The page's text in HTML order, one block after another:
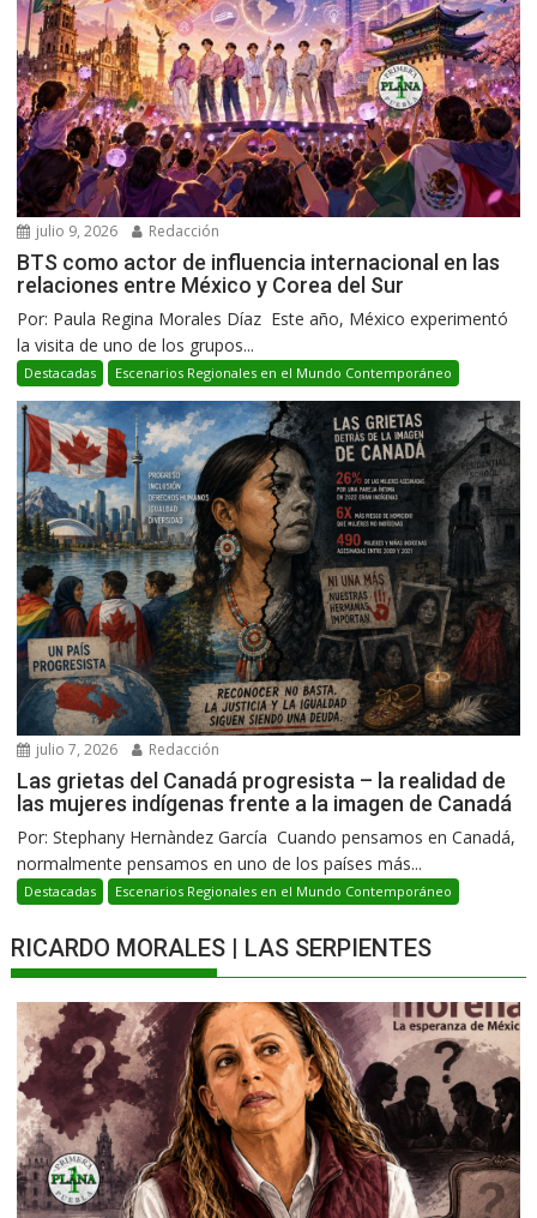
julio 9, 2026 Redacción
BTS como actor de influencia internacional en las
relaciones entre México y Corea del Sur
Por: Paula Regina Morales Díaz Este año, México experimentó
la visita de uno de los grupos...
Destacadas Escenarios Regionales en el Mundo Contemporáneo
julio 7, 2026 Redacción
Las grietas del Canadá progresista – la realidad de
las mujeres indígenas frente a la imagen de Canadá
Por: Stephany Hernàndez García Cuando pensamos en Canadá,
normalmente pensamos en uno de los países más...
Destacadas Escenarios Regionales en el Mundo Contemporáneo
RICARDO MORALES | LAS SERPIENTES